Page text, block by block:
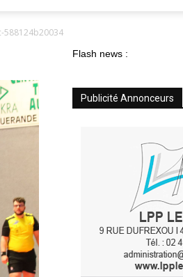
588124b20034
Flash news :
Publicité Annonceurs